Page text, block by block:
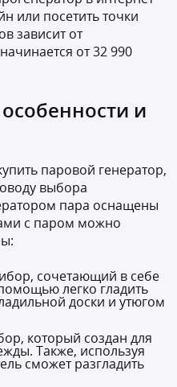
или посетить точки
зависит от
от 32 990
и
паровой генератор,
выбора
пара оснащены
с паром можно
сочетающий в себе
легко гладить
доски и утюгом
который создан для
Также, используя
сможет разгладить